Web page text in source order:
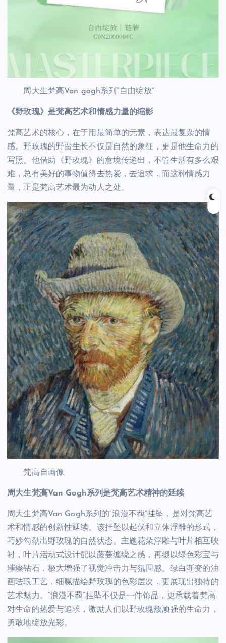
周大生梵高Van gogh系列“自由绽放”
《野玫瑰》是梵高艺术和情感力量的缩影
梵高艺术的核心，在于用最简单的元素，表达最复杂的情
感。野玫瑰的野蛮生长不仅是自然的象征，更是他生命力的
写照。他借助《野玫瑰》的意境传递出，不管生活有多么艰
难，总有美好的事物值得去热爱，去追求，而这种情感力
量，正是梵高艺术最为动人之处。
梵高自画像
周大生梵高Van Gogh系列是梵高艺术精神的延续
周大生梵高Van Gogh系列的“浪漫不羁”挂坠，是对梵高艺
术和情感的创新性延续。该挂坠以起伏和立体浮雕的形式，
巧妙勾勒出野玫瑰的自然状态。主题花朵浮雕与叶片相互映
衬，叶片活动式设计配以藤蔓缠绕之感，再缀以绿色彩宝与
璀璨钻石，极大增强了视觉冲击力与氛围感。绿白渐变的油
画珐琅工艺，细腻描绘野玫瑰的色彩层次，更展现出独特的
艺术魅力。“浪漫不羁”挂坠不仅是一件饰品，更承载着梵高
对生命的热爱与追求，激励人们以野玫瑰般顽强的生命力，
勇敢地绽放光彩。